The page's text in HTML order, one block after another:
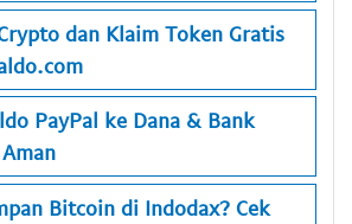
dan Klaim Token Gratis
PayPal ke Dana & Bank
Bitcoin di Indodax? Cek